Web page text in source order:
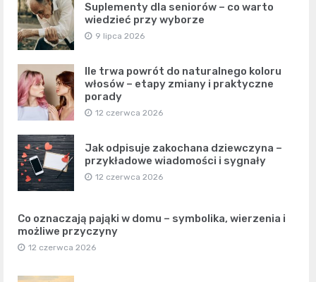
Suplementy dla seniorów – co warto
wiedzieć przy wyborze
9 lipca 2026
Ile trwa powrót do naturalnego koloru
włosów – etapy zmiany i praktyczne
porady
12 czerwca 2026
Jak odpisuje zakochana dziewczyna –
przykładowe wiadomości i sygnały
12 czerwca 2026
Co oznaczają pająki w domu – symbolika, wierzenia i
możliwe przyczyny
12 czerwca 2026